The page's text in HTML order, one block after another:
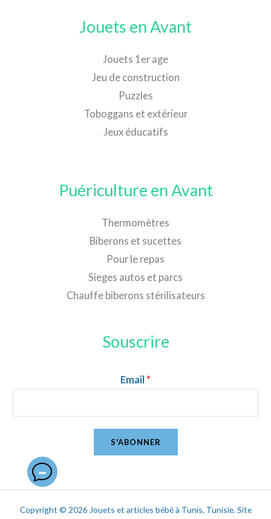
Jouets en Avant
Jouets 1er age
Jeu de construction
Puzzles
Toboggans et extérieur
Jeux éducatifs
Puériculture en Avant
Thermomètres
Biberons et sucettes
Pour le repas
Sieges autos et parcs
Chauffe biberons stérilisateurs
Souscrire
Email *
S'ABONNER
Copyright © 2026 Jouets et articles bébé à Tunis, Tunisie. Site